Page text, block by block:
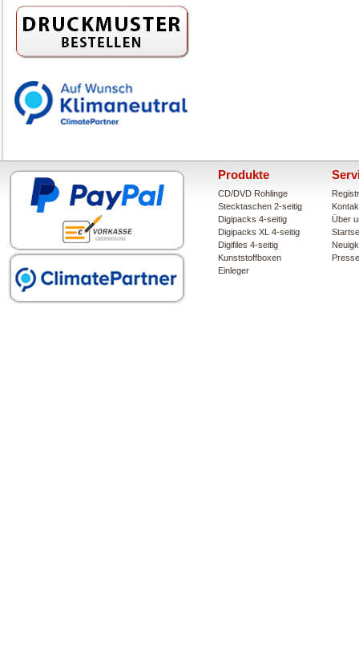
Produkte
CD/DVD Rohlinge
Stecktaschen 2-seitig
Digipacks 4-seitig
Digipacks XL 4-seitig
Digifiles 4-seitig
Kunststoffboxen
Einleger
Über